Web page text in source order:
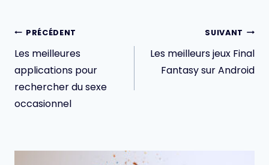
Navigation
de
l’article
PRÉCÉDENT
Les meilleures
applications pour
rechercher du sexe
occasionnel
SUIVANT
Les meilleurs jeux Final
Fantasy sur Android